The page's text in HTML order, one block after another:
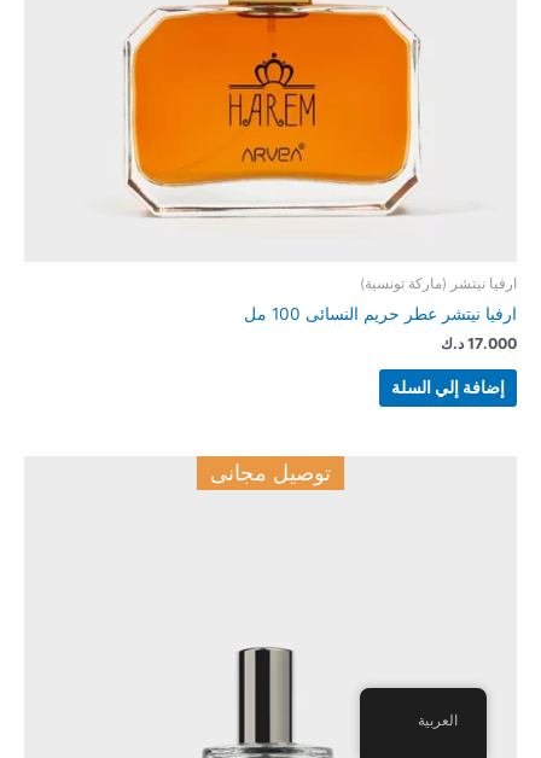
ارفيا نيتشر (ماركة تونسية)
ارفيا نيتشر عطر حريم النسائى 100 مل
17.000 د.ك
إضافة إلي السلة
توصيل مجانى
العربية